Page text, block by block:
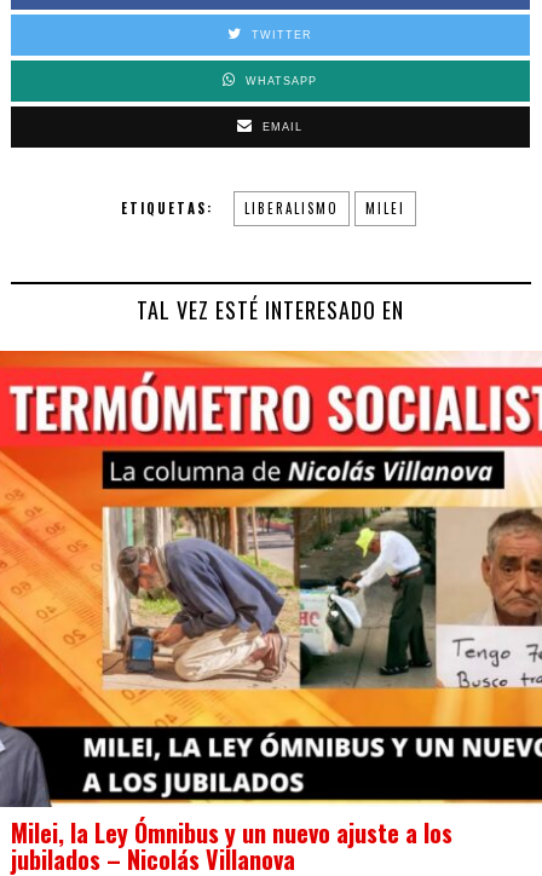
TWITTER
WHATSAPP
EMAIL
ETIQUETAS: LIBERALISMO MILEI
TAL VEZ ESTÉ INTERESADO EN
Milei, la Ley Ómnibus y un nuevo ajuste a los
jubilados – Nicolás Villanova